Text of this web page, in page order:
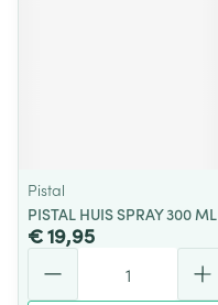
Pistal
PISTAL HUIS SPRAY 300 ML
€ 19,95